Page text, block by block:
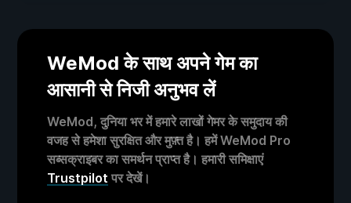
WeMod के साथ अपने गेम का
आसानी से निजी अनुभव लें
WeMod, दुनिया भर में हमारे लाखों गेमर के समुदाय की
वजह से हमेशा सुरक्षित और मुफ़्त है। हमें WeMod Pro
सब्सक्राइबर का समर्थन प्राप्त है। हमारी समिक्षाएं
Trustpilot पर देखें।